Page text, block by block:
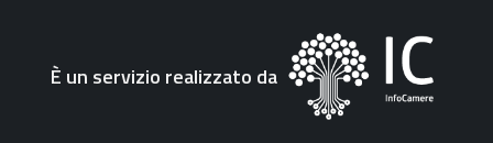
È un servizio realizzato da